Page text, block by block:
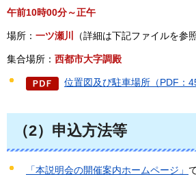
午前10時00分～正午
場所： 一ツ瀬川 （詳細は下記ファイルを参照
集合場所： 西都市大字調殿
位置図及び駐車場所（PDF：
（2）申込方法等
「本説明会の開催案内ホームページ」